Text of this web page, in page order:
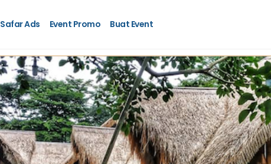
Safar Ads Event Promo Buat Event